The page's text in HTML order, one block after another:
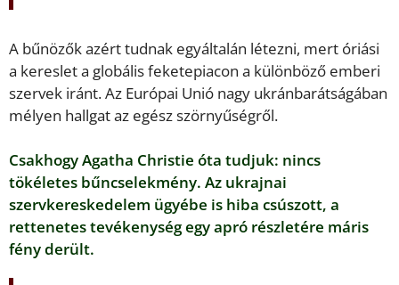
A bűnözők azért tudnak egyáltalán létezni, mert óriási
a kereslet a globális feketepiacon a különböző emberi
szervek iránt. Az Európai Unió nagy ukránbarátságában
mélyen hallgat az egész szörnyűségről.
Csakhogy Agatha Christie óta tudjuk: nincs
tökéletes bűncselekmény. Az ukrajnai
szervkereskedelem ügyébe is hiba csúszott, a
rettenetes tevékenység egy apró részletére máris
fény derült.